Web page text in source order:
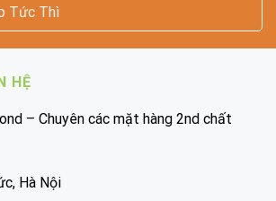
Tức Thì
HỆ
– Chuyên các mặt hàng 2nd chất
Hà Nội